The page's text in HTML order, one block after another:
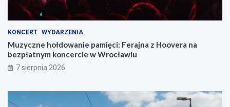
KONCERT WYDARZENIA
Muzyczne hołdowanie pamięci: Ferajna z Hoovera na
bezpłatnym koncercie w Wrocławiu
7 sierpnia 2026